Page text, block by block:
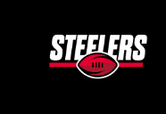
ensisijaiseen
valikkoon
pääsisältöön
ensisijaiseen
sivupalkkiin
alatunnisteeseen